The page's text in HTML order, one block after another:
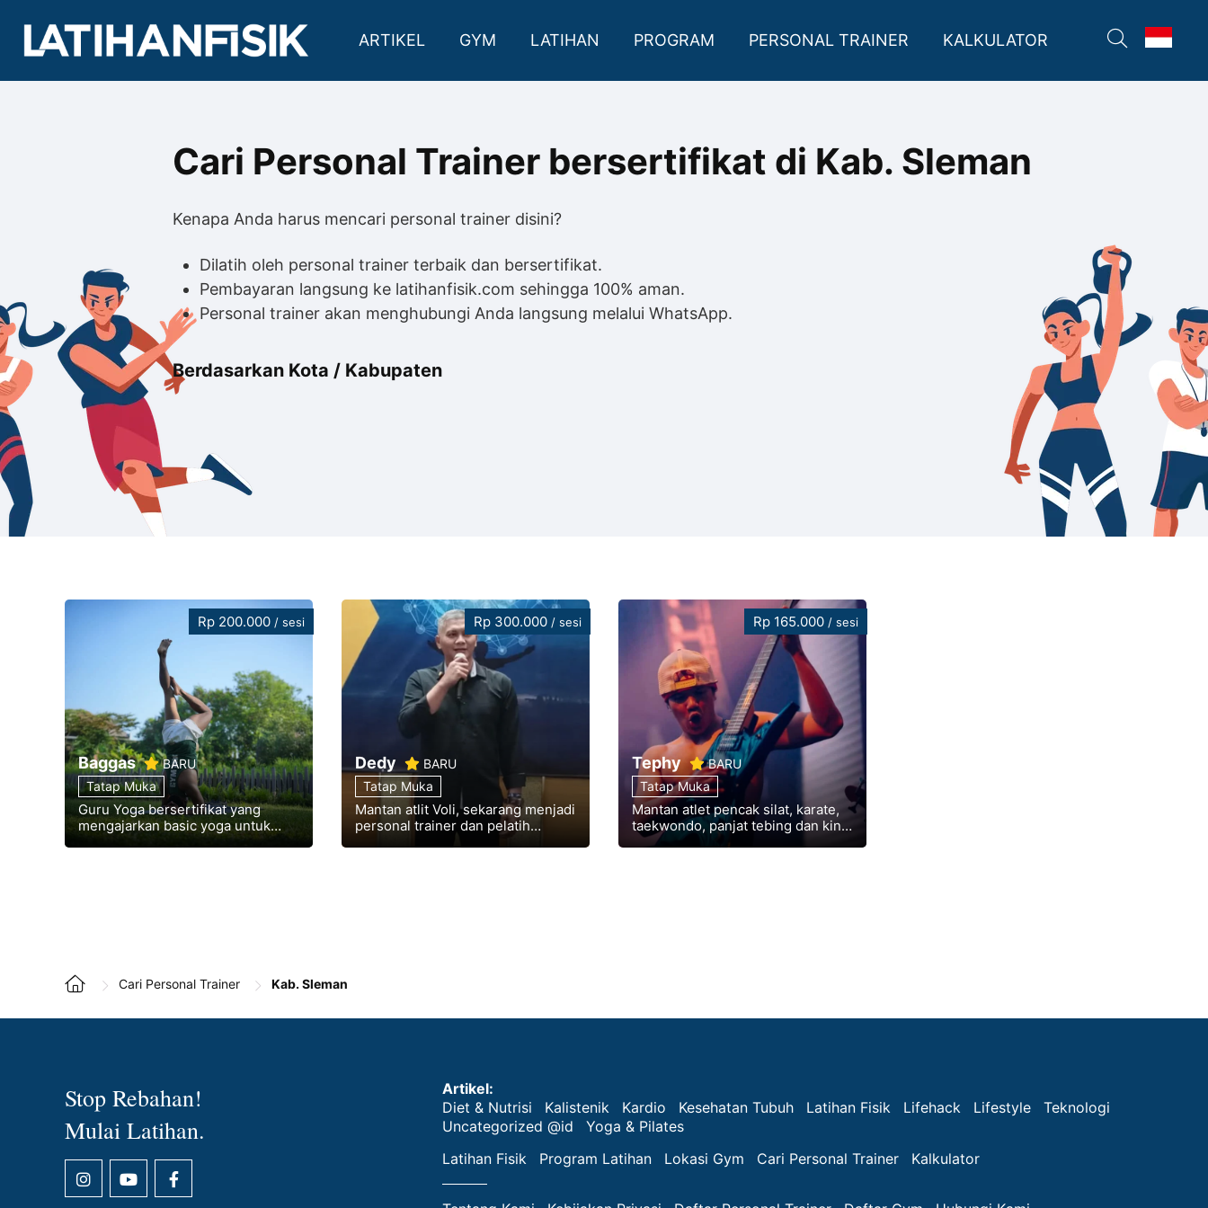
ARTIKEL GYM LATIHAN PROGRAM PERSONAL TRAINER KALKULATOR
Cari Personal Trainer bersertifikat di Kab. Sleman
Kenapa Anda harus mencari personal trainer disini?
Dilatih oleh personal trainer terbaik dan bersertifikat.
Pembayaran langsung ke latihanfisik.com sehingga 100% aman.
Personal trainer akan menghubungi Anda langsung melalui WhatsApp.
Berdasarkan Kota / Kabupaten
Baggas
BARU
Tatap Muka
Guru Yoga bersertifikat yang
mengajarkan basic yoga untuk
mengembalikan postur tubuh,
Rp 200.000 / sesi
Dedy
BARU
Tatap Muka
Mantan atlit Voli, sekarang menjadi
personal trainer dan pelatih
Rp 300.000 / sesi
Tephy
BARU
Tatap Muka
Mantan atlet pencak silat, karate,
taekwondo, panjat tebing dan kini
menjadi pelatih kebugaran
Rp 165.000 / sesi
Cari Personal Trainer Kab. Sleman
Stop Rebahan!
Mulai Latihan.
Artikel:
Diet & Nutrisi
Kalistenik Kardio Kesehatan Tubuh Latihan Fisik Lifehack Lifestyle
Teknologi
Uncategorized @id
Yoga & Pilates
Latihan Fisik
Program Latihan Lokasi Gym Cari Personal Trainer Kalkulator